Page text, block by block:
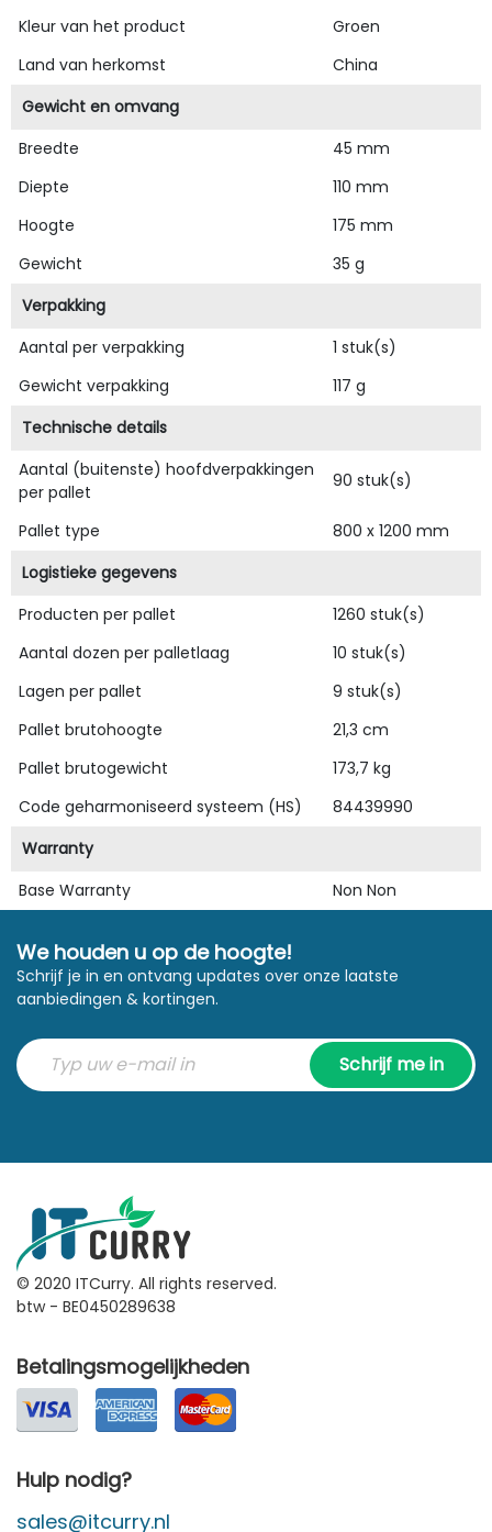
Kleur van het product
Groen
Land van herkomst
China
Gewicht en omvang
Breedte
45 mm
Diepte
110 mm
Hoogte
175 mm
Gewicht
35 g
Verpakking
Aantal per verpakking
1 stuk(s)
Gewicht verpakking
117 g
Technische details
Aantal (buitenste) hoofdverpakkingen
per pallet
90 stuk(s)
Pallet type
800 x 1200 mm
Logistieke gegevens
Producten per pallet
1260 stuk(s)
Aantal dozen per palletlaag
10 stuk(s)
Lagen per pallet
9 stuk(s)
Pallet brutohoogte
21,3 cm
Pallet brutogewicht
173,7 kg
Code geharmoniseerd systeem (HS)
84439990
Warranty
Base Warranty
Non Non
We houden u op de hoogte!
Schrijf je in en ontvang updates over onze laatste
aanbiedingen & kortingen.
Schrijf me in
© 2020 ITCurry. All rights reserved.
btw - BE0450289638
Betalingsmogelijkheden
Hulp nodig?
sales@itcurry.nl